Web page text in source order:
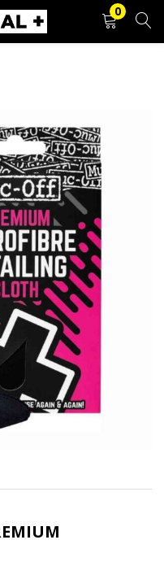
0
REGISTRACIJA